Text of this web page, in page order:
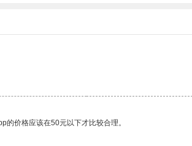
价格应该在50元以下才比较合理。